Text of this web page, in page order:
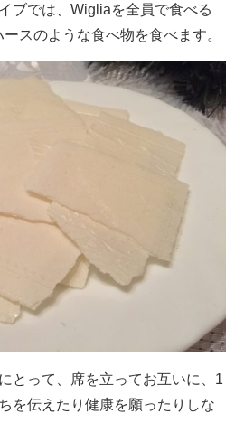
ブでは、Wigliaを全員で食べる
スのような食べ物を食べます。
とって、席を立ってお互いに、1
を伝えたり健康を願ったりしな